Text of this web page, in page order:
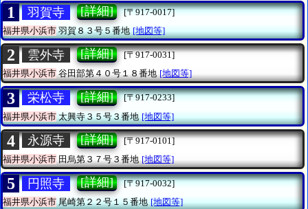
1 羽賀寺 [詳細]
[〒917-0017]
福井県小浜市羽賀８３号５番地 [地図等]
2 雲外寺 [詳細]
[〒917-0031]
福井県小浜市谷田部第４０号１８番地 [地図等]
3 栄松寺 [詳細]
[〒917-0233]
福井県小浜市太興寺３５号３番地 [地図等]
4 永源寺 [詳細]
[〒917-0101]
福井県小浜市 田烏第３７号３番地 [地図等]
5 円照寺 [詳細]
[〒917-0032]
福井県小浜市尾崎第２２号１５番地 [地図等]